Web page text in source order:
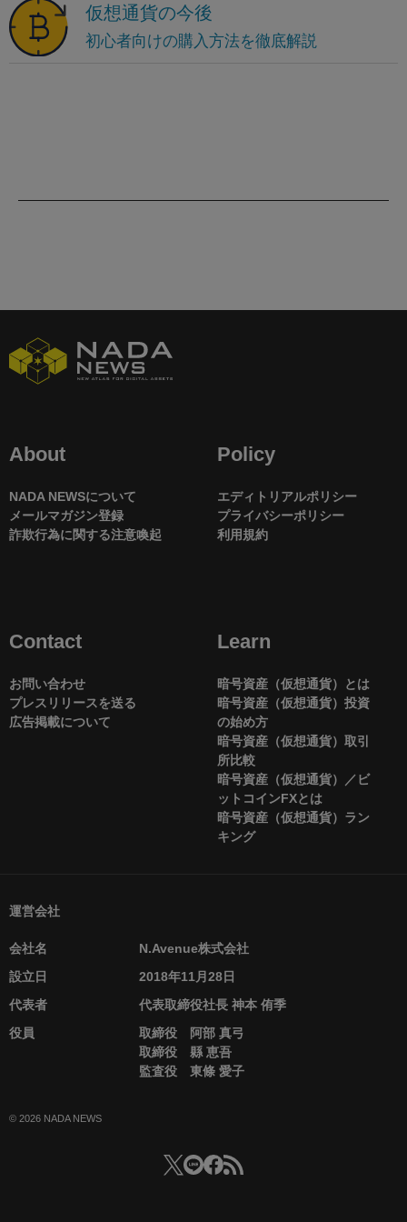
About
NADA NEWSについて
メールマガジン登録
詐欺行為に関する注意喚起
Policy
エディトリアルポリシー
プライバシーポリシー
利用規約
Contact
お問い合わせ
プレスリリースを送る
広告掲載について
Learn
暗号資産（仮想通貨）とは
暗号資産（仮想通貨）投資
の始め方
暗号資産（仮想通貨）取引
所比較
暗号資産（仮想通貨）／ビ
ットコインFXとは
暗号資産（仮想通貨）ラン
キング
運営会社
会社名
N.Avenue株式会社
設立日
2018年11月28日
代表者
代表取締役社長 神本 侑季
役員
取締役 阿部 真弓
取締役 縣 恵吾
監査役 東條 愛子
© 2026 NADA NEWS